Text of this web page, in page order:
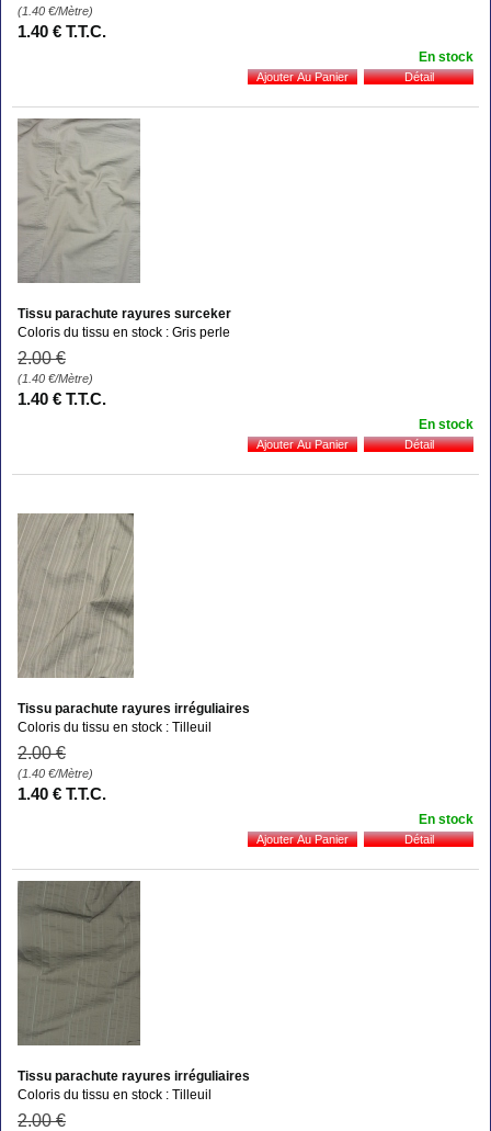
(1.40 €/Mètre)
1.40 € T.T.C.
En stock
Tissu parachute rayures surceker
Coloris du tissu en stock : Gris perle
2.00 €
(1.40 €/Mètre)
1.40 € T.T.C.
En stock
Tissu parachute rayures irréguliaires
Coloris du tissu en stock : Tilleuil
2.00 €
(1.40 €/Mètre)
1.40 € T.T.C.
En stock
Tissu parachute rayures irréguliaires
Coloris du tissu en stock : Tilleuil
2.00 €